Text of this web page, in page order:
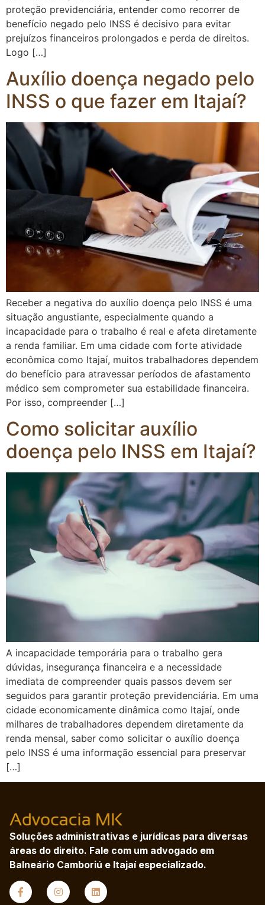
proteção previdenciária, entender como recorrer de
benefício negado pelo INSS é decisivo para evitar
prejuízos financeiros prolongados e perda de direitos.
Logo […]
Auxílio doença negado pelo
INSS o que fazer em Itajaí?
Receber a negativa do auxílio doença pelo INSS é uma
situação angustiante, especialmente quando a
incapacidade para o trabalho é real e afeta diretamente
a renda familiar. Em uma cidade com forte atividade
econômica como Itajaí, muitos trabalhadores dependem
do benefício para atravessar períodos de afastamento
médico sem comprometer sua estabilidade financeira.
Por isso, compreender […]
Como solicitar auxílio
doença pelo INSS em Itajaí?
A incapacidade temporária para o trabalho gera
dúvidas, insegurança financeira e a necessidade
imediata de compreender quais passos devem ser
seguidos para garantir proteção previdenciária. Em uma
cidade economicamente dinâmica como Itajaí, onde
milhares de trabalhadores dependem diretamente da
renda mensal, saber como solicitar o auxílio doença
pelo INSS é uma informação essencial para preservar
[…]
Soluções administrativas e jurídicas para diversas
áreas do direito. Fale com um advogado em
Balneário Camboriú e Itajaí especializado.